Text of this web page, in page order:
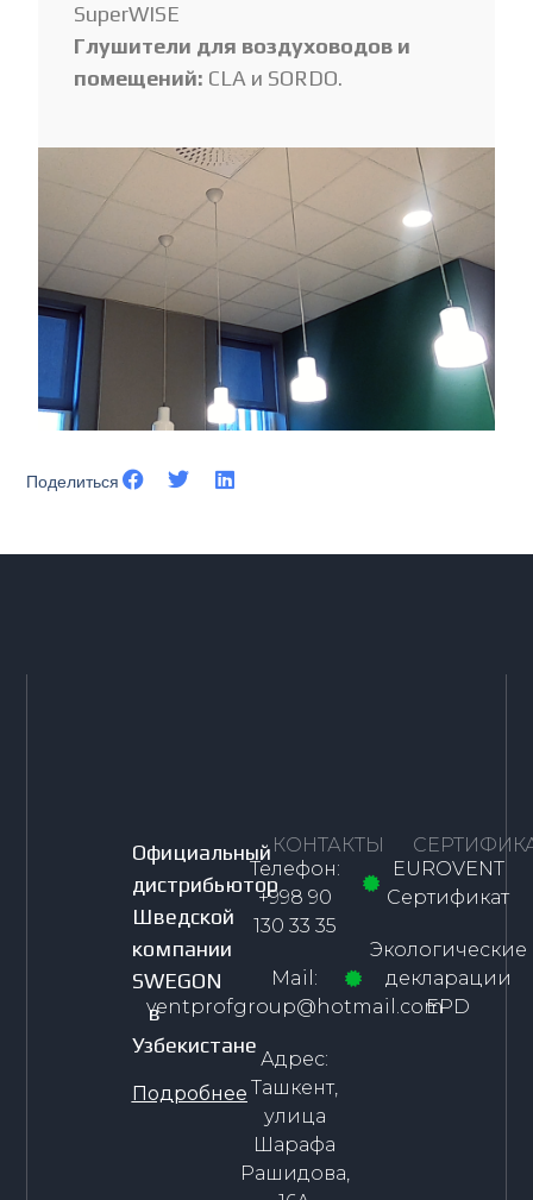
SuperWISE
Глушители для воздуховодов и
помещений: CLA и SORDO.
Поделиться
Официальный
дистрибьютор
Шведской
компании
SWEGON
в
Узбекистане
Подробнее
КОНТАКТЫ
Телефон:
+998 90
130 33 35
Mail:
ventprofgroup@hotmail.com
Адрес:
Ташкент,
улица
Шарафа
Рашидова,
EUROVENT
Сертификат
Экологические
декларации
EPD